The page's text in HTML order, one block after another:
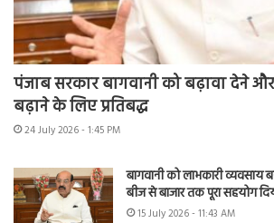
पंजाब सरकार बागवानी को बढ़ावा देने
बढ़ाने के लिए प्रतिबद्ध
24 July 2026 - 1:45 PM
बागवानी को लाभकारी व्यवसाय
बीज से बाजार तक पूरा सहयोग
15 July 2026 - 11:43 AM